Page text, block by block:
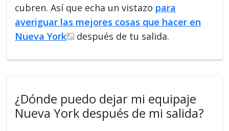
cubren. Así que echa un vistazo para
averiguar las mejores cosas que hacer en
Nueva York
después de tu salida.
¿Dónde puedo dejar mi equipaje
Nueva York después de mi salida?